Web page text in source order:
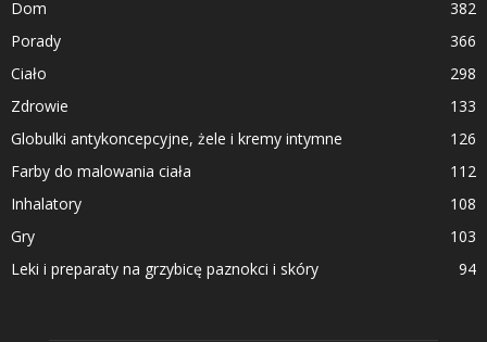
Dom
382
Porady
366
Ciało
298
Zdrowie
133
Globulki antykoncepcyjne, żele i kremy intymne
126
Farby do malowania ciała
112
Inhalatory
108
Gry
103
Leki i preparaty na grzybicę paznokci i skóry
94